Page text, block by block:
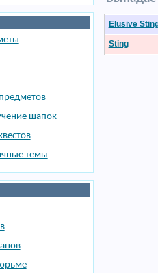
шапок
темы
Elusive
Sting